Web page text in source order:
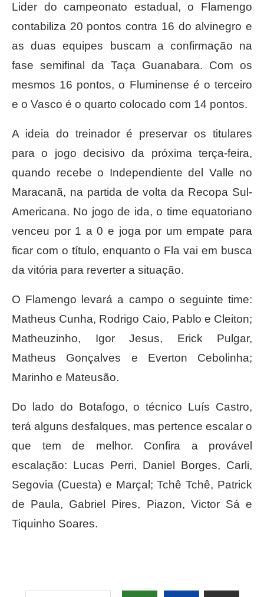
Lider do campeonato estadual, o Flamengo
contabiliza 20 pontos contra 16 do alvinegro e
as duas equipes buscam a confirmação na
fase semifinal da Taça Guanabara. Com os
mesmos 16 pontos, o Fluminense é o terceiro
e o Vasco é o quarto colocado com 14 pontos.
A ideia do treinador é preservar os titulares
para o jogo decisivo da próxima terça-feira,
quando recebe o Independiente del Valle no
Maracanã, na partida de volta da Recopa Sul-
Americana. No jogo de ida, o time equatoriano
venceu por 1 a 0 e joga por um empate para
ficar com o título, enquanto o Fla vai em busca
da vitória para reverter a situação.
O Flamengo levará a campo o seguinte time:
Matheus Cunha, Rodrigo Caio, Pablo e Cleiton;
Matheuzinho, Igor Jesus, Erick Pulgar,
Matheus Gonçalves e Everton Cebolinha;
Marinho e Mateusão.
Do lado do Botafogo, o técnico Luís Castro,
terá alguns desfalques, mas pertence escalar o
que tem de melhor. Confira a provável
escalação: Lucas Perri, Daniel Borges, Carli,
Segovia (Cuesta) e Marçal; Tchê Tchê, Patrick
de Paula, Gabriel Pires, Piazon, Victor Sá e
Tiquinho Soares.